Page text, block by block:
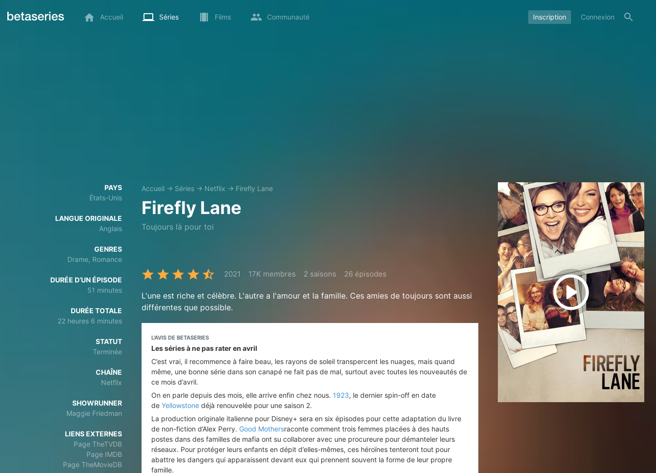
Accueil Séries Films Communauté Inscription Connexion
PAYS
États-Unis
LANGUE ORIGINALE
Anglais
GENRES
Drame, Romance
DURÉE D’UN ÉPISODE
51 minutes
DURÉE TOTALE
22 heures 6 minutes
STATUT
Terminée
CHAÎNE
Netflix
SHOWRUNNER
Maggie Friedman
LIENS EXTERNES
Page TheTVDB
Page IMDB
Page TheMovieDB
Accueil → Séries → Netflix → Firefly Lane
Firefly Lane
Toujours là pour toi
2021 17K membres 2 saisons 26 épisodes
L'une est riche et célèbre. L'autre a l'amour et la famille. Ces amies de toujours sont aussi
différentes que possible.
L'AVIS DE BETASERIES
Les séries à ne pas rater en avril
C’est vrai, il recommence à faire beau, les rayons de soleil transpercent les nuages, mais quand
même, une bonne série dans son canapé ne fait pas de mal, surtout avec toutes les nouveautés de
ce mois d’avril.
On en parle depuis des mois, elle arrive enfin chez nous. 1923, le dernier spin-off en date
de Yellowstone déjà renouvelée pour une saison 2.
La production originale italienne pour Disney+ sera en six épisodes pour cette adaptation du livre
de non-fiction d’Alex Perry. Good Mothersraconte comment trois femmes placées à des hauts
postes dans des familles de mafia ont su collaborer avec une procureure pour démanteler leurs
réseaux. Pour protéger leurs enfants en dépit d’elles-mêmes, ces héroïnes tenteront tout pour
abattre les dangers qui apparaissent devant eux qui prennent souvent la forme de leur propre
famille.